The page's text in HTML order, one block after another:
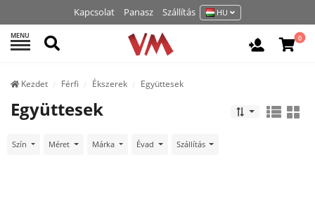
Kapcsolat Panasz Szállítás HU
MENU Keresés Belépés
0
Kezdet Férfi Ékszerek Együttesek
Együttesek
Szín Méret Márka Évad Szállítás